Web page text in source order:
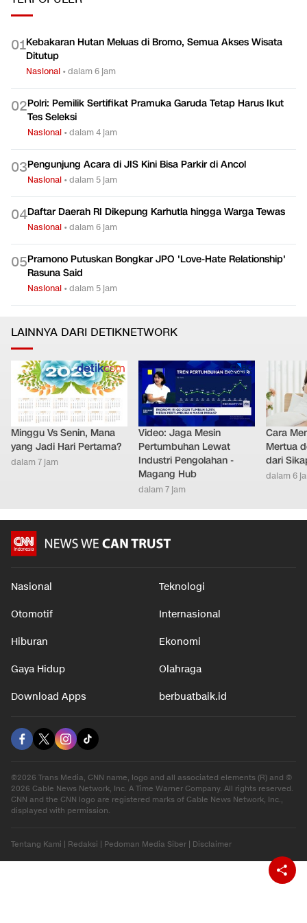
01Kebakaran Hutan Meluas di Bromo, Semua Akses Wisata
Ditutup
Nasional •dalam 6 jam
02Polri: Pemilik Sertifikat Pramuka Garuda Tetap Harus Ikut
Tes Seleksi
Nasional •dalam 4 jam
03Pengunjung Acara di JIS Kini Bisa Parkir di Ancol
Nasional •dalam 5 jam
04Daftar Daerah RI Dikepung Karhutla hingga Warga Tewas
Nasional •dalam 6 jam
05Pramono Putuskan Bongkar JPO 'Love-Hate Relationship'
Rasuna Said
Nasional •dalam 5 jam
LAINNYA DARI DETIKNETWORK
Minggu Vs Senin, Mana
yang Jadi Hari Pertama?
dalam 7 jam
Video: Jaga Mesin
Pertumbuhan Lewat
Industri Pengolahan -
Magang Hub
dalam 7 jam
Cara
Mertua
dari
dalam 6
Nasional Teknologi
Otomotif Internasional
Hiburan Ekonomi
Gaya Hidup Olahraga
Download Apps berbuatbaik.id
©2026 Trans Media, CNN name, logo and all associated elements (R) and ©
2026 Cable News Network, Inc. A Time Warner Company. All rights reserved.
CNN and the CNN logo are registered marks of Cable News Network, Inc.,
displayed with permission.
Tentang Kami | Redaksi | Pedoman Media Siber | Disclaimer